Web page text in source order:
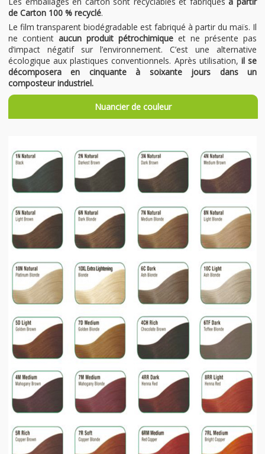
de Carton 100 % recyclé.
Le film transparent biodégradable est fabriqué à partir du maïs. Il
ne contient aucun produit pétrochimique et ne présente pas
d’impact négatif sur l’environnement. C’est une alternative
écologique aux plastiques conventionnels. Après utilisation, il se
décomposera en cinquante à soixante jours dans un
composteur industriel.
Nuancier de couleur